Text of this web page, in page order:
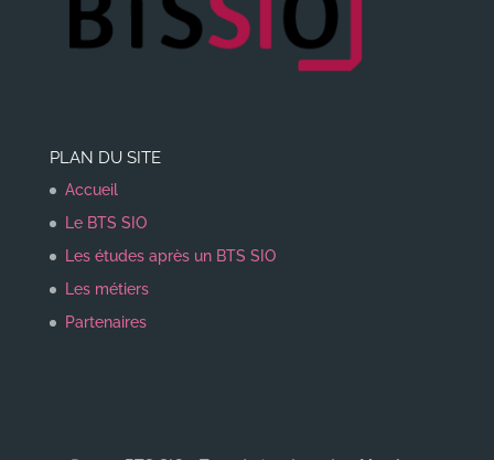
PLAN DU SITE
Accueil
Le BTS SIO
Les études après un BTS SIO
Les métiers
Partenaires